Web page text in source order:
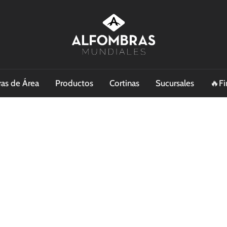
de Área Productos Cortinas Sucursales